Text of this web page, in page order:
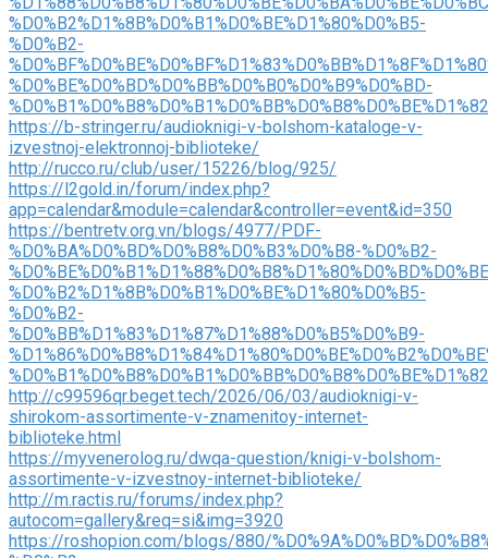
%D0%B2%D1%8B%D0%B1%D0%BE%D1%80%D0%B5-
%D0%B2-
%D0%BE%D0%BD%D0%BB%D0%B0%D0%B9%D0%BD-
https://b-stringer.ru/audioknigi-v-bolshom-kataloge-v-
izvestnoj-elektronnoj-biblioteke/
http://rucco.ru/club/user/15226/blog/925/
https://l2gold.in/forum/index.php?
app=calendar&module=calendar&controller=event&id=350
https://bentretv.org.vn/blogs/4977/PDF-
%D0%BA%D0%BD%D0%B8%D0%B3%D0%B8-%D0%B2-
%D0%B2%D1%8B%D0%B1%D0%BE%D1%80%D0%B5-
%D0%B2-
%D0%BB%D1%83%D1%87%D1%88%D0%B5%D0%B9-
http://c99596qr.beget.tech/2026/06/03/audioknigi-v-
shirokom-assortimente-v-znamenitoy-internet-
biblioteke.html
https://myvenerolog.ru/dwqa-question/knigi-v-bolshom-
assortimente-v-izvestnoy-internet-biblioteke/
http://m.ractis.ru/forums/index.php?
autocom=gallery&req=si&img=3920
https://roshopion.com/blogs/880/